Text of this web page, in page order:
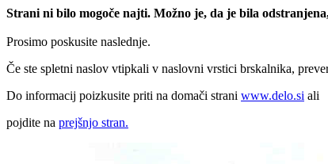
Strani ni bilo mogoče najti. Možno je, da je bila
Prosimo poskusite naslednje.
Če ste spletni naslov vtipkali v naslovni vrstici brskalnika,
Do informacij poizkusite priti na domači strani www.delo.si ali
pojdite na prejšnjo stran.